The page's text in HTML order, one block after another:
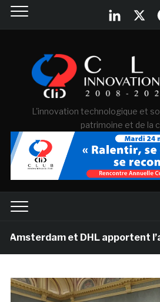
L'innovation technologique et
patrimoine et de la
et DHL apportent l’art